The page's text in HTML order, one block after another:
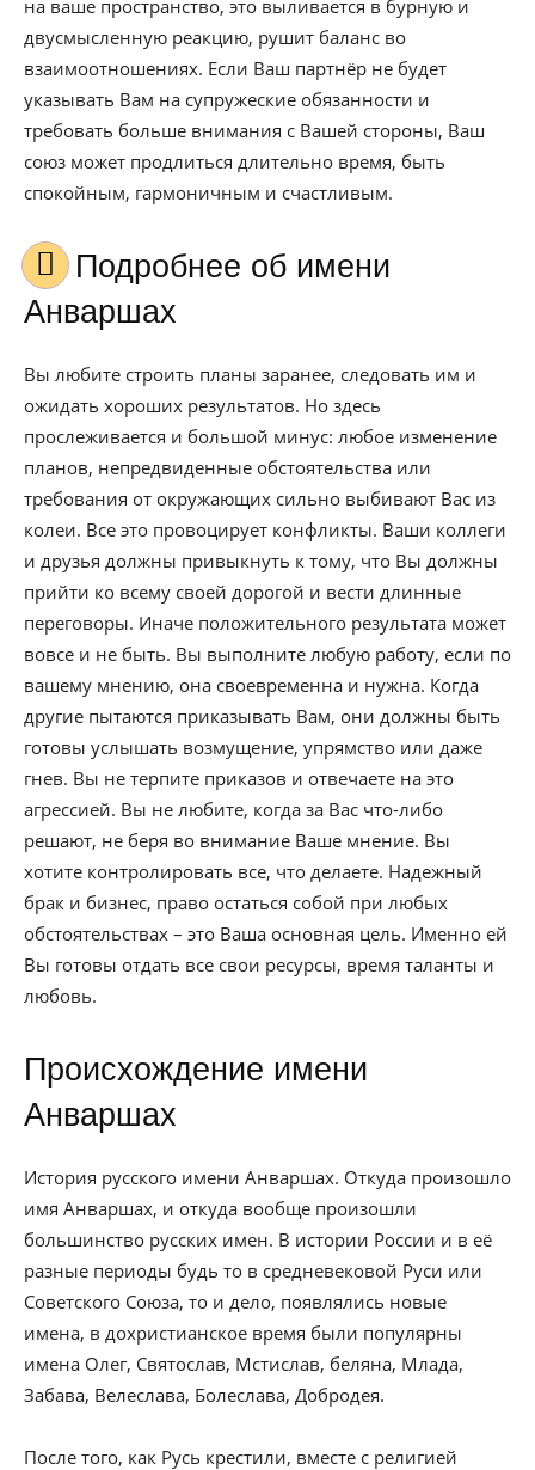
на ваше пространство, это выливается в бурную и
двусмысленную реакцию, рушит баланс во
взаимоотношениях. Если Ваш партнёр не будет
указывать Вам на супружеские обязанности и
требовать больше внимания с Вашей стороны, Ваш
союз может продлиться длительно время, быть
спокойным, гармоничным и счастливым.
Подробнее об имени
Анваршах
Вы любите строить планы заранее, следовать им и
ожидать хороших результатов. Но здесь
прослеживается и большой минус: любое изменение
планов, непредвиденные обстоятельства или
требования от окружающих сильно выбивают Вас из
колеи. Все это провоцирует конфликты. Ваши коллеги
и друзья должны привыкнуть к тому, что Вы должны
прийти ко всему своей дорогой и вести длинные
переговоры. Иначе положительного результата может
вовсе и не быть. Вы выполните любую работу, если по
вашему мнению, она своевременна и нужна. Когда
другие пытаются приказывать Вам, они должны быть
готовы услышать возмущение, упрямство или даже
гнев. Вы не терпите приказов и отвечаете на это
агрессией. Вы не любите, когда за Вас что-либо
решают, не беря во внимание Ваше мнение. Вы
хотите контролировать все, что делаете. Надежный
брак и бизнес, право остаться собой при любых
обстоятельствах – это Ваша основная цель. Именно ей
Вы готовы отдать все свои ресурсы, время таланты и
любовь.
Происхождение имени
Анваршах
История русского имени Анваршах. Откуда произошло
имя Анваршах, и откуда вообще произошли
большинство русских имен. В истории России и в её
разные периоды будь то в средневековой Руси или
Советского Союза, то и дело, появлялись новые
имена, в дохристианское время были популярны
имена Олег, Святослав, Мстислав, беляна, Млада,
Забава, Велеслава, Болеслава, Добродея.
После того, как Русь крестили, вместе с религией